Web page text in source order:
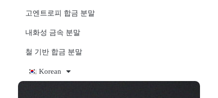
고엔트로피 합금 분말
내화성 금속 분말
철 기반 합금 분말
Korean